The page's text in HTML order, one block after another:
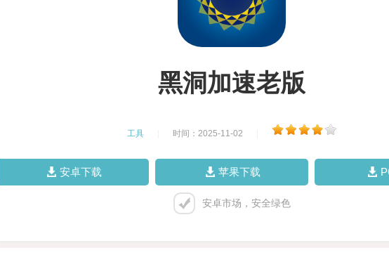
黑洞加速老版
工具 时间：2025-11-02
安卓下载 苹果下载
安卓市场，安全绿色